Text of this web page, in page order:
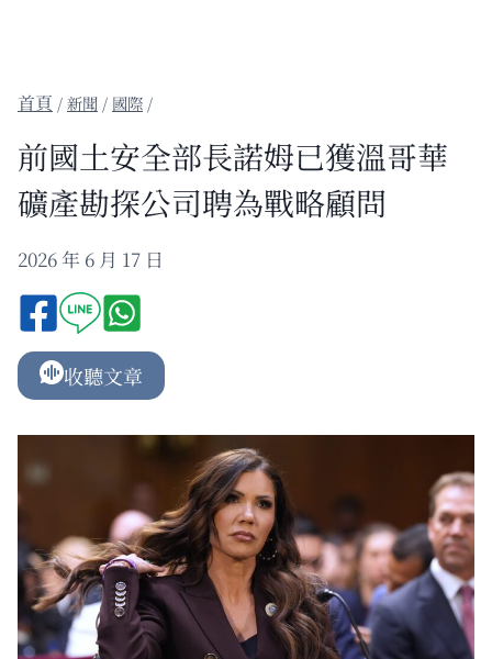
/新聞 / 國際 /
前國土安全部長諾姆已獲溫哥華
礦產勘探公司聘為戰略顧問
2026 年 6 月 17 日
收聽文章